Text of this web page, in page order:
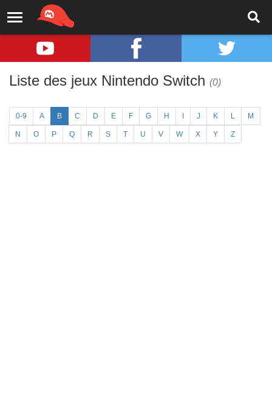
Liste des jeux Nintendo Switch (0)
0-9 A B C D E F G H J K L M
N O P Q R S T U V W X Y Z